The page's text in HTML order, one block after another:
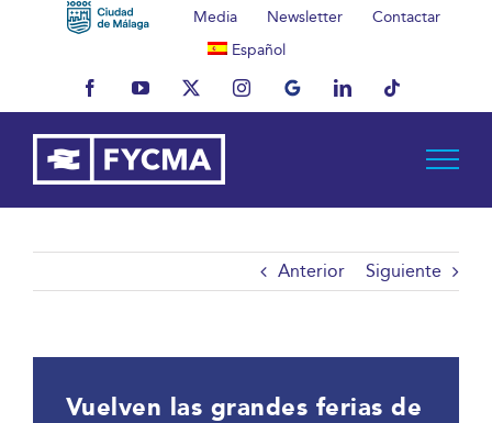
Media Newsletter
Contactar
Español
FacebookYouTubeX InstagramMyBusinessLinkedInTiktok
Anterior Siguiente
Vuelven las grandes ferias de